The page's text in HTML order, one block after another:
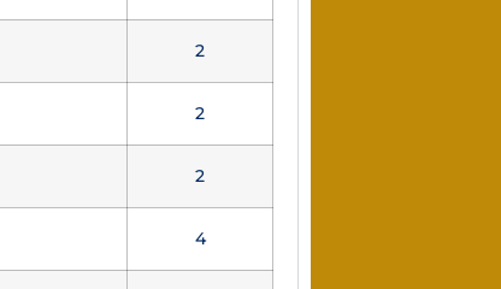
2
2
2
4